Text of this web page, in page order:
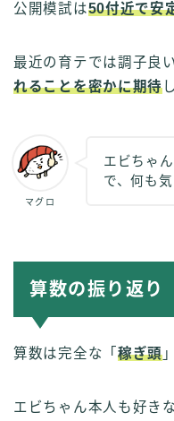
公開模試は50付近で安
最近の育テでは調子良
れることを密かに期待
マグロ
エビちゃ
で、何も
算数の振り返り
算数は完全な「 稼ぎ頭
エビちゃん本人も好き